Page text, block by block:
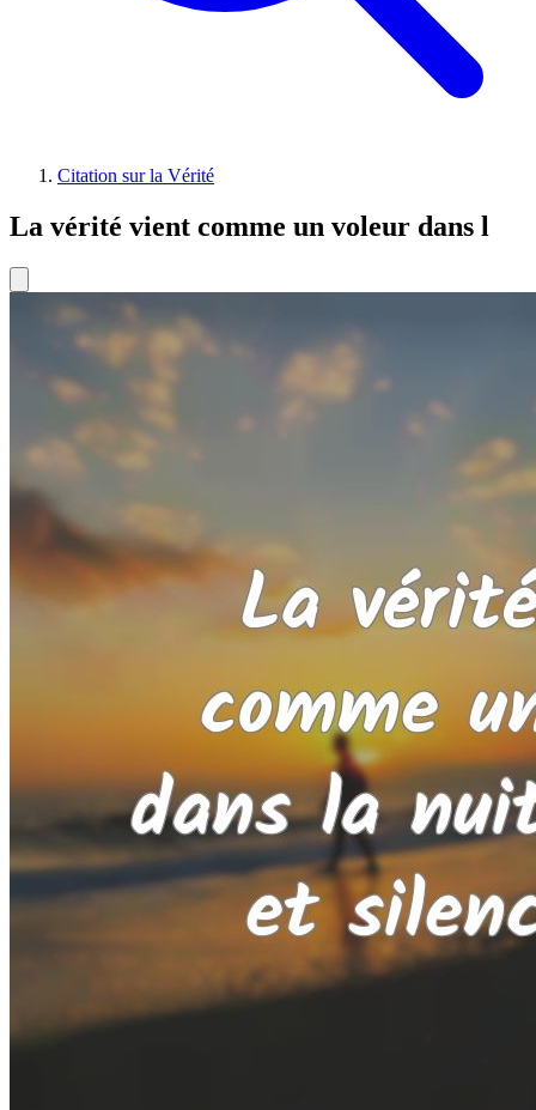
Citation sur la Vérité
La vérité vient comme un voleur dans l